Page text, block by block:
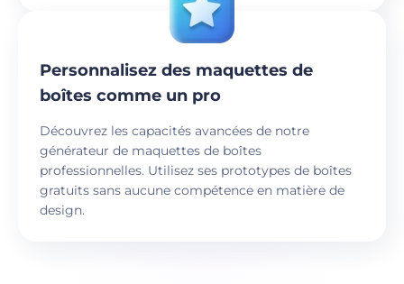
Personnalisez des maquettes de
boîtes comme un pro
Découvrez les capacités avancées de notre
générateur de maquettes de boîtes
professionnelles. Utilisez ses prototypes de boîtes
gratuits sans aucune compétence en matière de
design.